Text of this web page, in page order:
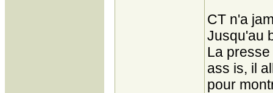
CT n'a
Jusqu'au
La
ass is, il
pour